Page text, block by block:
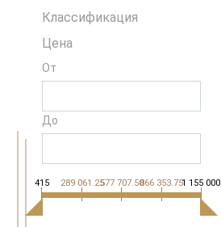
Классификация
Цена
От
До
415 289 061.25577 707.50866 353.751 155 000